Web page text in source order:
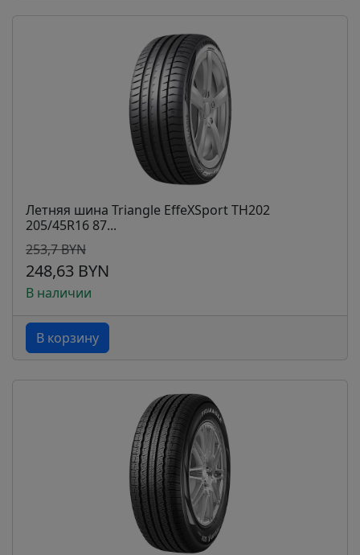
Летняя шина Triangle EffeXSport TH202
205/45R16 87...
253,7 BYN
248,63 BYN
В наличии
В корзину